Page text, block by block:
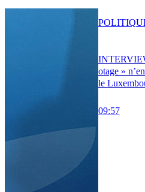
otage »
le
09:57